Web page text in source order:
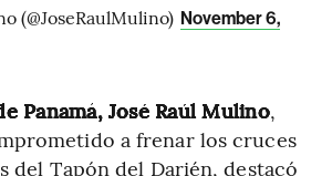
(@JoseRaulMulino) November 6,
Panamá, José Raúl Mulino,
a frenar los cruces
del Tapón del Darién, destacó